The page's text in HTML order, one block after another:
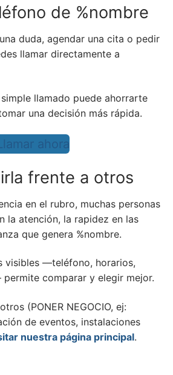
de %nombre
duda, agendar una cita o pedir
llamar directamente a
llamado puede ahorrarte
una decisión más rápida.
ahora
frente a otros
en el rubro, muchas personas
la atención, la rapidez en las
que genera %nombre.
visibles —teléfono, horarios,
comparar y elegir mejor.
(PONER NEGOCIO, ej:
de eventos, instalaciones
nuestra página principal.